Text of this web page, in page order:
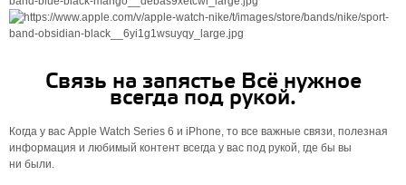
Связь на запястье Всё нужное
всегда под рукой.
Когда у вас Apple Watch Series 6 и iPhone, то все важные связи, полезная
информация и любимый контент всегда у вас под рукой, где бы вы
ни были.